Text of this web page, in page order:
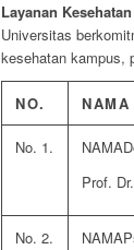
Layanan
Universitas
kesehatan kampus,
NO. NAMA
1.
Prof.
2.